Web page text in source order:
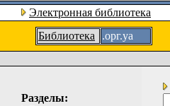
Электронная библиотека
Библиотека
.орг.уа
Разделы: